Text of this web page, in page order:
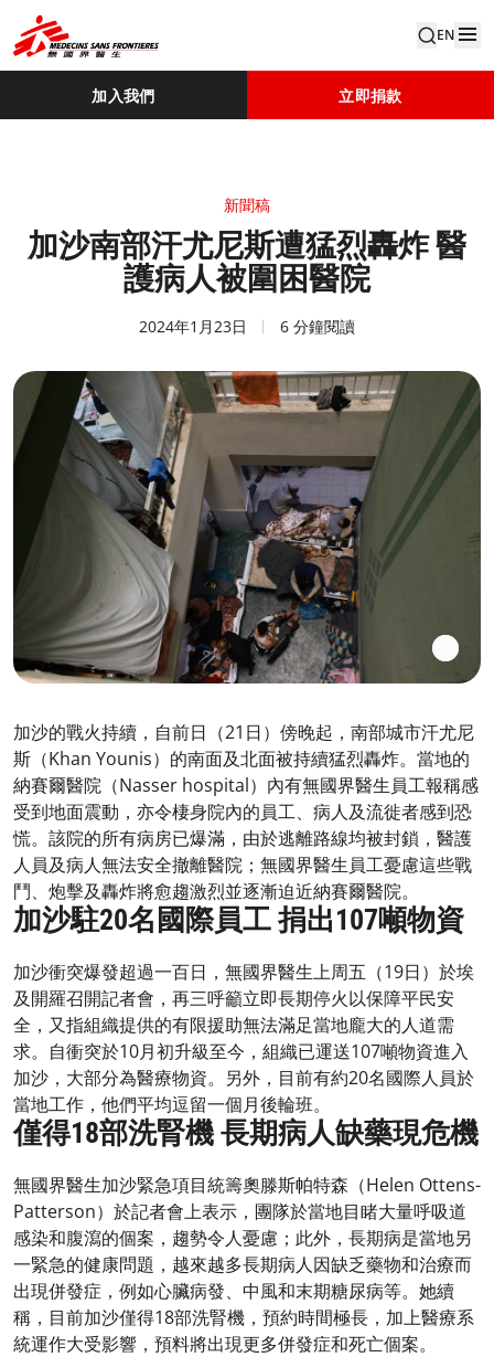
EN
加入我們 立即捐款
新聞稿
加沙南部汗尤尼斯遭猛烈轟炸 醫
護病人被圍困醫院
2024年1月23日 6 分鐘閱讀
加沙的戰火持續，自前日（21日）傍晚起，南部城市汗尤尼
斯（Khan Younis）的南面及北面被持續猛烈轟炸。當地的
納賽爾醫院（Nasser hospital）內有無國界醫生員工報稱感
受到地面震動，亦令棲身院內的員工、病人及流徙者感到恐
慌。該院的所有病房已爆滿，由於逃離路線均被封鎖，醫護
人員及病人無法安全撤離醫院；無國界醫生員工憂慮這些戰
鬥、炮擊及轟炸將愈趨激烈並逐漸迫近納賽爾醫院。
加沙駐20名國際員工 捐出107噸物資
加沙衝突爆發超過一百日，無國界醫生上周五（19日）於埃
及開羅召開記者會，再三呼籲立即長期停火以保障平民安
全，又指組織提供的有限援助無法滿足當地龐大的人道需
求。自衝突於10月初升級至今，組織已運送107噸物資進入
加沙，大部分為醫療物資。另外，目前有約20名國際人員於
當地工作，他們平均逗留一個月後輪班。 ​
僅得18部洗腎機 長期病人缺藥現危機
無國界醫生加沙緊急項目統籌奧滕斯帕特森（Helen Ottens-
Patterson）於記者會上表示，團隊於當地目睹大量呼吸道
感染和腹瀉的個案，趨勢令人憂慮；此外，長期病是當地另
一緊急的健康問題，越來越多長期病人因缺乏藥物和治療而
出現併發症，例如心臟病發、中風和末期糖尿病等。她續
稱，目前加沙僅得18部洗腎機，預約時間極長，加上醫療系
統運作大受影響，預料將出現更多併發症和死亡個案。